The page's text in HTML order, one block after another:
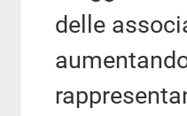
delle